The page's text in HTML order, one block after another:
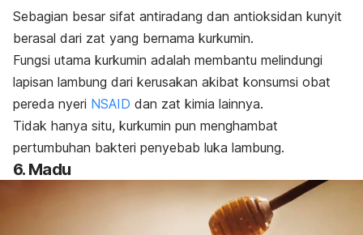
Sebagian besar sifat antiradang dan antioksidan kunyit
berasal dari zat yang bernama kurkumin.
Fungsi utama kurkumin adalah membantu melindungi
lapisan lambung dari kerusakan akibat konsumsi obat
pereda nyeri NSAID dan zat kimia lainnya.
Tidak hanya situ, kurkumin pun menghambat
pertumbuhan bakteri penyebab luka lambung.
6. Madu